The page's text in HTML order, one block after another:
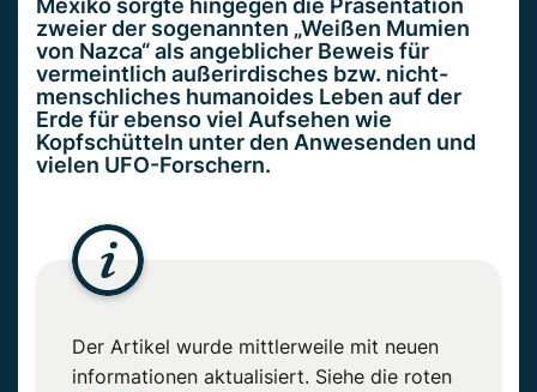
Mexiko sorgte hingegen die Präsentation
zweier der sogenannten „Weißen Mumien
von Nazca“ als angeblicher Beweis für
vermeintlich außerirdisches bzw. nicht-
menschliches humanoides Leben auf der
Erde fürebenso viel Aufsehen wie
Kopfschütteln unter den Anwesenden und
vielen UFO-Forschern.
Der Artikel wurde mittlerweile mit neuen
informationen aktualisiert. Siehe die roten